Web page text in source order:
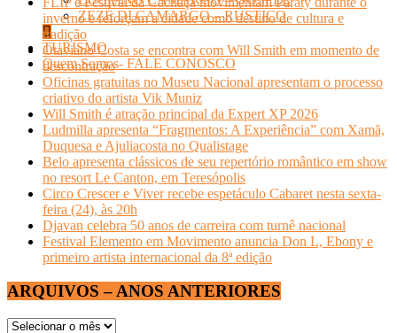
ZEZÉ DI CAMARGO – RÚSTICO
TURISMO
Quem Somos- FALE CONOSCO
inverno e reforçam a cidade como destino de cultura e
tradição
Otaviano Costa se encontra com Will Smith em momento de
descontração
Oficinas gratuitas no Museu Nacional apresentam o processo
criativo do artista Vik Muniz
Will Smith é atração principal da Expert XP 2026
Ludmilla apresenta “Fragmentos: A Experiência” com Xamã,
Duquesa e Ajuliacosta no Qualistage
Belo apresenta clássicos de seu repertório romântico em show
no resort Le Canton, em Teresópolis
Circo Crescer e Viver recebe espetáculo Cabaret nesta sexta-
feira (24), às 20h
Djavan celebra 50 anos de carreira com turnê nacional
Festival Elemento em Movimento anuncia Don L, Ebony e
primeiro artista internacional da 8ª edição
ARQUIVOS – ANOS ANTERIORES
ARQUIVOS